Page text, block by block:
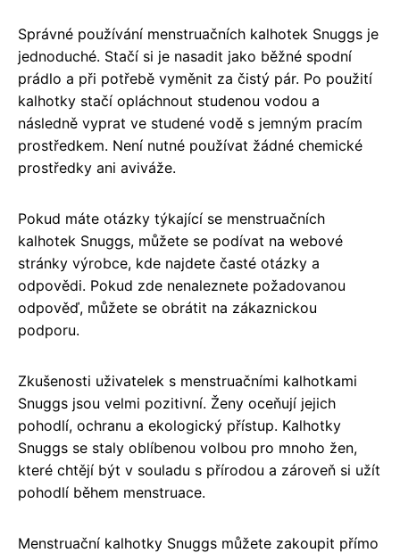
Správné používání menstruačních kalhotek Snuggs je
jednoduché. Stačí si je nasadit jako běžné spodní
prádlo a při potřebě vyměnit za čistý pár. Po použití
kalhotky stačí opláchnout studenou vodou a
následně vyprat ve studené vodě s jemným pracím
prostředkem. Není nutné používat žádné chemické
prostředky ani aviváže.
Pokud máte otázky týkající se menstruačních
kalhotek Snuggs, můžete se podívat na webové
stránky výrobce, kde najdete časté otázky a
odpovědi. Pokud zde nenaleznete požadovanou
odpověď, můžete se obrátit na zákaznickou
podporu.
Zkušenosti uživatelek s menstruačními kalhotkami
Snuggs jsou velmi pozitivní. Ženy oceňují jejich
pohodlí, ochranu a ekologický přístup. Kalhotky
Snuggs se staly oblíbenou volbou pro mnoho žen,
které chtějí být v souladu s přírodou a zároveň si užít
pohodlí během menstruace.
Menstruační kalhotky Snuggs můžete zakoupit přímo